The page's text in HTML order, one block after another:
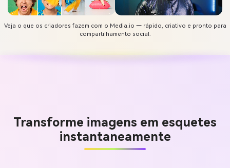
Veja o que os criadores fazem com o Media.io — rápido, criativo e pronto para
compartilhamento social.
Transforme imagens em esquetes
instantaneamente